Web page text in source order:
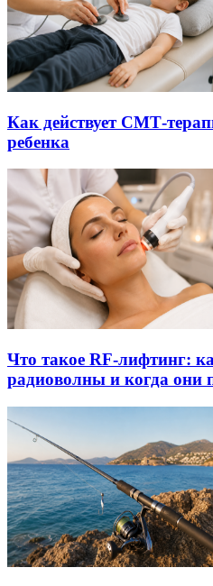
Как действует СМТ-
ребенка
Что такое RF-лифтинг:
радиоволны и когда они